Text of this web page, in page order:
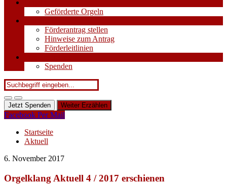
Geförderte Orgeln
Förderantrag stellen
Hinweise zum Antrag
Förderleitlinien
Spenden
Jetzt Spenden Weiter Erzählen
Facebook Per Mail
Startseite
Aktuell
6. November 2017
Orgelklang Aktuell 4 / 2017 erschienen